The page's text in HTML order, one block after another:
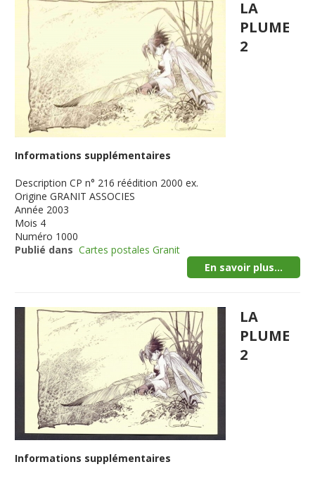
LA
PLUME
2
Informations supplémentaires
Description CP n° 216 réédition 2000 ex.
Origine GRANIT ASSOCIES
Année 2003
Mois 4
Numéro 1000
Publié dans Cartes postales Granit
En savoir plus...
LA
PLUME
2
Informations supplémentaires